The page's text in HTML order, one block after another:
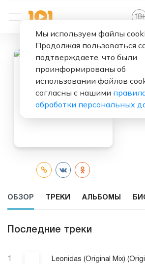
18+
ОБЗОР ТРЕКИ АЛЬБОМЫ
Последние треки
Мы используем файлы
Продолжая пользоваться
подтверждаете, что были
проинформированы об
использовании файлов
согласны с нашими
обработки персональных